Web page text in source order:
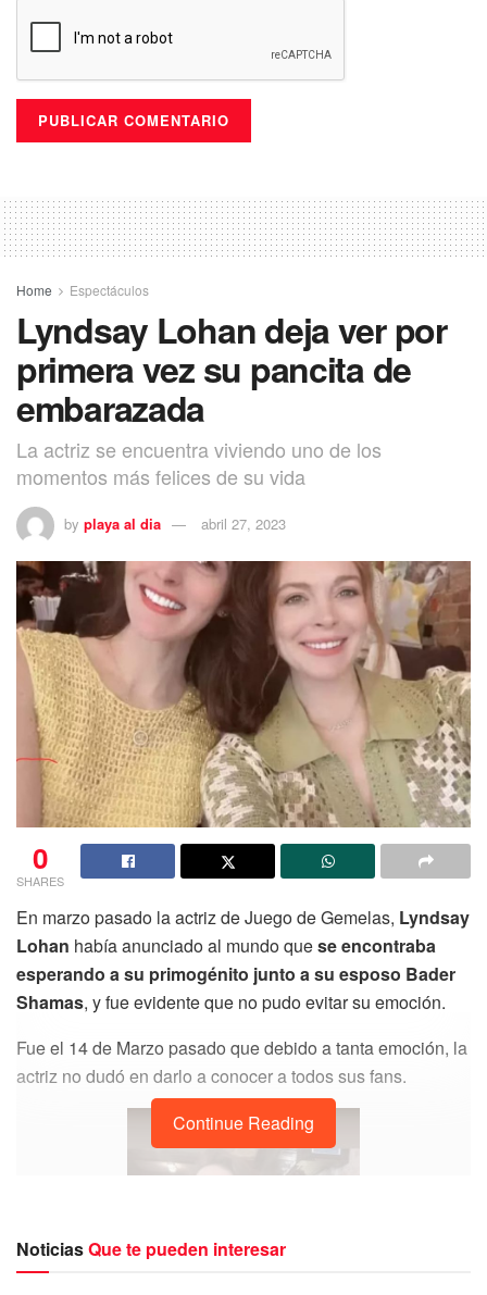
Home Espectáculos
Lyndsay Lohan deja ver por
primera vez su pancita de
embarazada
La actriz se encuentra viviendo uno de los
momentos más felices de su vida
by playa al dia abril 27, 2023
0
SHARES
En marzo pasado la actriz de Juego de Gemelas, Lyndsay
Lohan había anunciado al mundo quese encontraba
esperando a su primogénito junto a su esposo Bader
Shamas, y fue evidente que no pudo evitar su emoción.
Fue el 14 de Marzo pasado que debido a tanta emoción, la
actriz no dudó en darlo a conocer a todos sus fans.
Continue Reading
NoticiasQue te pueden interesar